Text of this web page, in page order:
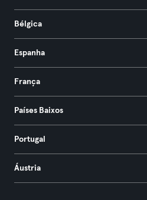
Bélgica
Espanha
França
Países Baixos
Portugal
Áustria